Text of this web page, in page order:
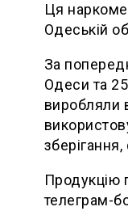
Ця
Одеській
За
Одеси та
виробляли
Продукцію
телеграм-